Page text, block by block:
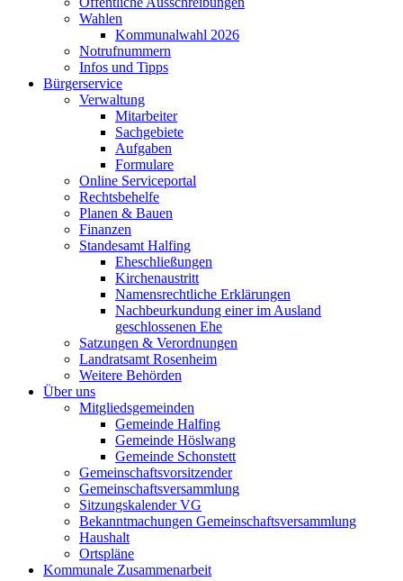
Wahlen
Kommunalwahl 2026
Notrufnummern
Infos und Tipps
Bürgerservice
Verwaltung
Mitarbeiter
Sachgebiete
Aufgaben
Formulare
Online Serviceportal
Rechtsbehelfe
Planen & Bauen
Finanzen
Standesamt Halfing
Eheschließungen
Kirchenaustritt
Namensrechtliche Erklärungen
Nachbeurkundung einer im Ausland
geschlossenen Ehe
Satzungen & Verordnungen
Landratsamt Rosenheim
Weitere Behörden
Über uns
Mitgliedsgemeinden
Gemeinde Halfing
Gemeinde Höslwang
Gemeinde Schonstett
Gemeinschaftsvorsitzender
Gemeinschaftsversammlung
Sitzungskalender VG
Bekanntmachungen Gemeinschaftsversammlung
Haushalt
Ortspläne
Kommunale Zusammenarbeit